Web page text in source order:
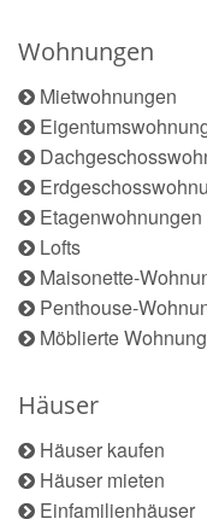
Wohnungen
Mietwohnungen
Etagenwohnungen
Lofts
Maisonette-
Penthouse-
Möblierte
Häuser
Häuser kaufen
Häuser mieten
Einfamilienhäuser